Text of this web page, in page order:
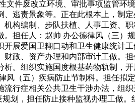
件废改立环境、审批事项监管
逃责景象等。正在此根本上，制
构编制、步队扶植、人事工资、
担任人：赵帅 办公德律风（三
展爱国卫糊口动和卫生健康统计
政、资产办理和内部审计工做。
。组织实施国度根基药物轨制，
（五）疾病防止节制科。担任拟
行症相关公共卫生干涉办法，组
，担任防止接种监视办理工做。